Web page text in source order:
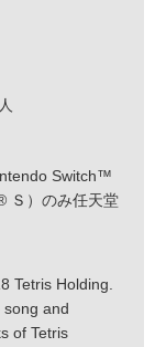
Switch™
Ｓ）のみ任天堂
Tetris Holding.
song and
of Tetris